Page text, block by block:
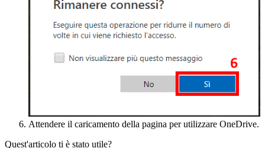
Attendere il caricamento della pagina per utilizzare OneDrive.
Quest'articolo ti è stato utile?